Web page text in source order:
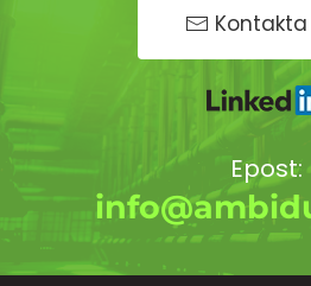
Kontakta
Epost: